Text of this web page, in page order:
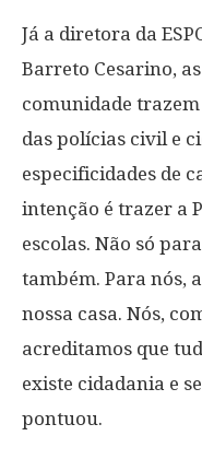
Já a diretora da
Barreto Cesarino,
comunidade
das polícias civil e
especificidades de
intenção é trazer a
escolas. Não só
também. Para nós,
nossa casa. Nós,
acreditamos que
existe cidadania e
pontuou.